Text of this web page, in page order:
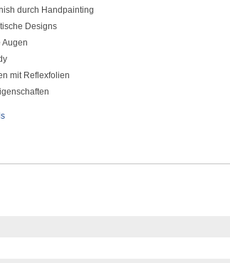
durch Handpainting
Designs
Augen
mit Reflexfolien